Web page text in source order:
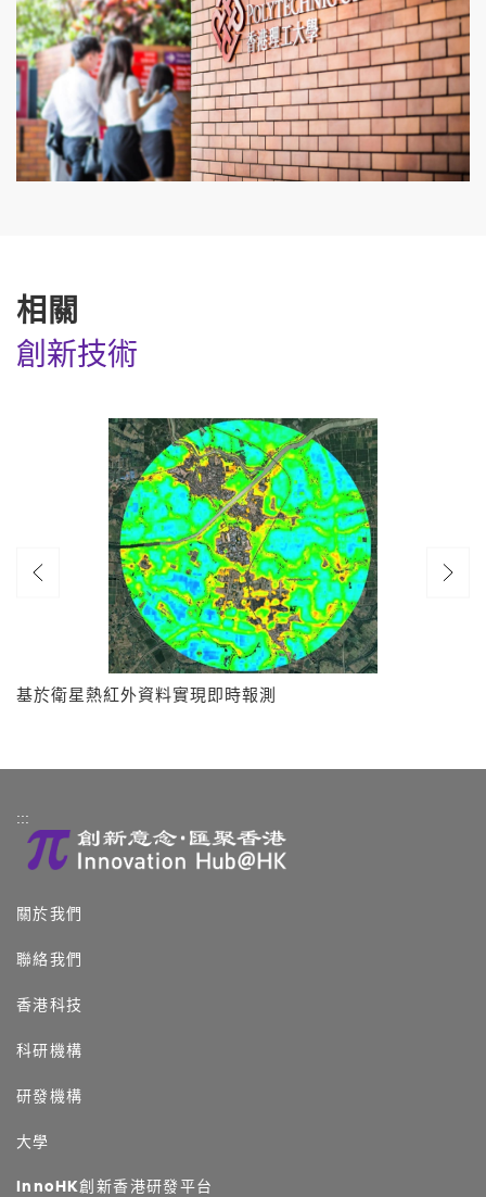
相關
創新技術
基於衛星熱紅外資料實現即時報測
:::
關於我們
聯絡我們
香港科技
科研機構
研發機構
大學
InnoHK創新香港研發平台